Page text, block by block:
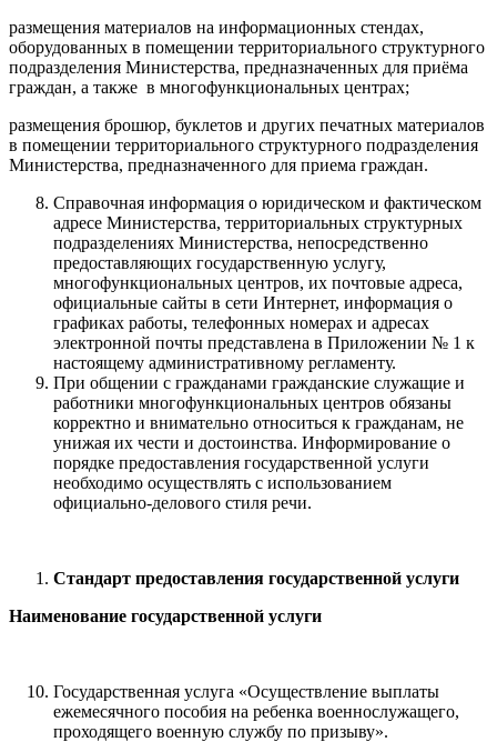
размещения материалов на информационных стендах,
оборудованных в помещении территориального структурного
подразделения Министерства, предназначенных для приёма
граждан, а также в многофункциональных центрах;
размещения брошюр, буклетов и других печатных материалов
в помещении территориального структурного подразделения
Министерства, предназначенного для приема граждан.
Справочная информация о юридическом и фактическом
адресе Министерства, территориальных структурных
подразделениях Министерства, непосредственно
предоставляющих государственную услугу,
многофункциональных центров, их почтовые адреса,
официальные сайты в сети Интернет, информация о
графиках работы, телефонных номерах и адресах
электронной почты представлена в Приложении № 1 к
настоящему административному регламенту.
При общении с гражданами гражданские служащие и
работники многофункциональных центров обязаны
корректно и внимательно относиться к гражданам, не
унижая их чести и достоинства. Информирование о
порядке предоставления государственной услуги
необходимо осуществлять с использованием
официально-делового стиля речи.
Стандарт предоставления государственной услуги
Наименование государственной услуги
Государственная услуга «Осуществление выплаты
ежемесячного пособия на ребенка военнослужащего,
проходящего военную службу по призыву».